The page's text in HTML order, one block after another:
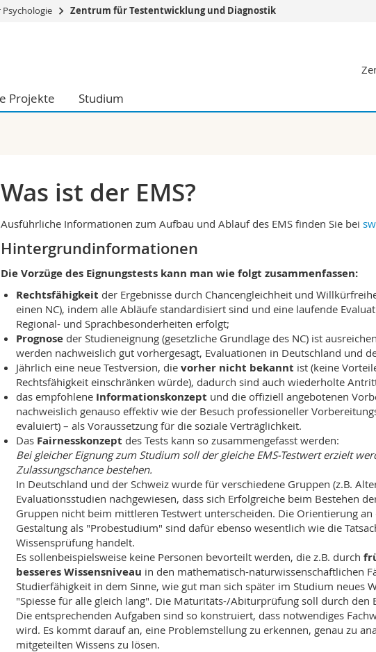
und Sozialwissenschaftliche Fak.
Fak.
Forschende
Zentrum für Testentwicklung und Diagnostik
Projekte Studium
Was ist der EMS?
Ausführliche Informationen zum Aufbau und Ablauf des EMS finden Sie bei
Hintergrundinformationen
Die Vorzüge des Eignungstests kann man wie folgt zusammenfassen:
Rechtsfähigkeit der Ergebnisse durch Chancengleichheit und
einen NC), indem alle Abläufe standardisiert sind und eine laufende
Regional- und Sprachbesonderheiten erfolgt;
Prognose der Studieneignung (gesetzliche Grundlage des NC) ist
werden nachweislich gut vorhergesagt, Evaluationen in Deutschland und
Jährlich eine neue Testversion, die vorher nicht bekannt ist (keine
Rechtsfähigkeit einschränken würde), dadurch sind auch wiederholte
das empfohlene Informationskonzept und die offiziell angebotenen
nachweislich genauso effektiv wie der Besuch professioneller
evaluiert) – als Voraussetzung für die soziale Verträglichkeit.
Das Fairnesskonzept des Tests kann so zusammengefasst werden:
Bei gleicher Eignung zum Studium soll der gleiche EMS-Testwert erzielt
Zulassungschance bestehen.
In Deutschland und der Schweiz wurde für verschiedene Gruppen (z.B.
Evaluationsstudien nachgewiesen, dass sich Erfolgreiche beim Bestehen
Gruppen nicht beim mittleren Testwert unterscheiden. Die Orientierung
Gestaltung als "Probestudium" sind dafür ebenso wesentlich wie die
Wissensprüfung handelt.
Es sollenbeispielsweise keine Personen bevorteilt werden, die z.B. durch
besseres Wissensniveau in den mathematisch-naturwissenschaftlichen
Studierfähigkeit in dem Sinne, wie gut man sich später im Studium neues
"Spiesse für alle gleich lang". Die Maturitäts-/Abiturprüfung soll durch den
Die entsprechenden Aufgaben sind so konstruiert, dass notwendiges
wird. Es kommt darauf an, eine Problemstellung zu erkennen, genau zu
mitgeteilten Wissens zu lösen.